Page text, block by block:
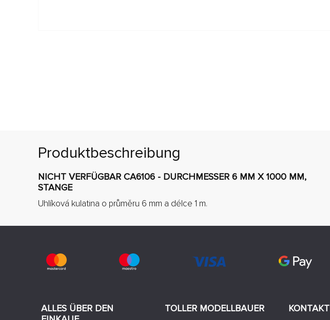
Produktbeschreibung
NICHT VERFÜGBAR CA6106 - DURCHMESSER 6 MM X 1000 MM,
STANGE
Uhlíková kulatina o průměru 6 mm a délce 1 m.
ALLES ÜBER DEN
TOLLER MODELLBAUER KONTAKT